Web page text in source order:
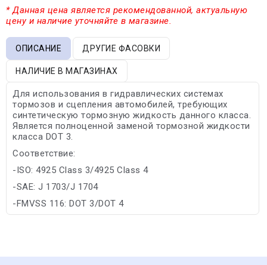
* Данная цена является рекомендованной, актуальную
цену и наличие уточняйте в магазине.
ОПИСАНИЕ ДРУГИЕ ФАСОВКИ
НАЛИЧИЕ В МАГАЗИНАХ
Для использования в гидравлических системах
тормозов и сцепления автомобилей, требующих
синтетическую тормозную жидкость данного класса.
Является полноценной заменой тормозной жидкости
класса DOT 3.
Соответствие:
-ISO: 4925 Class 3/4925 Class 4
-SAE: J 1703/J 1704
-FMVSS 116: DOT 3/DOT 4